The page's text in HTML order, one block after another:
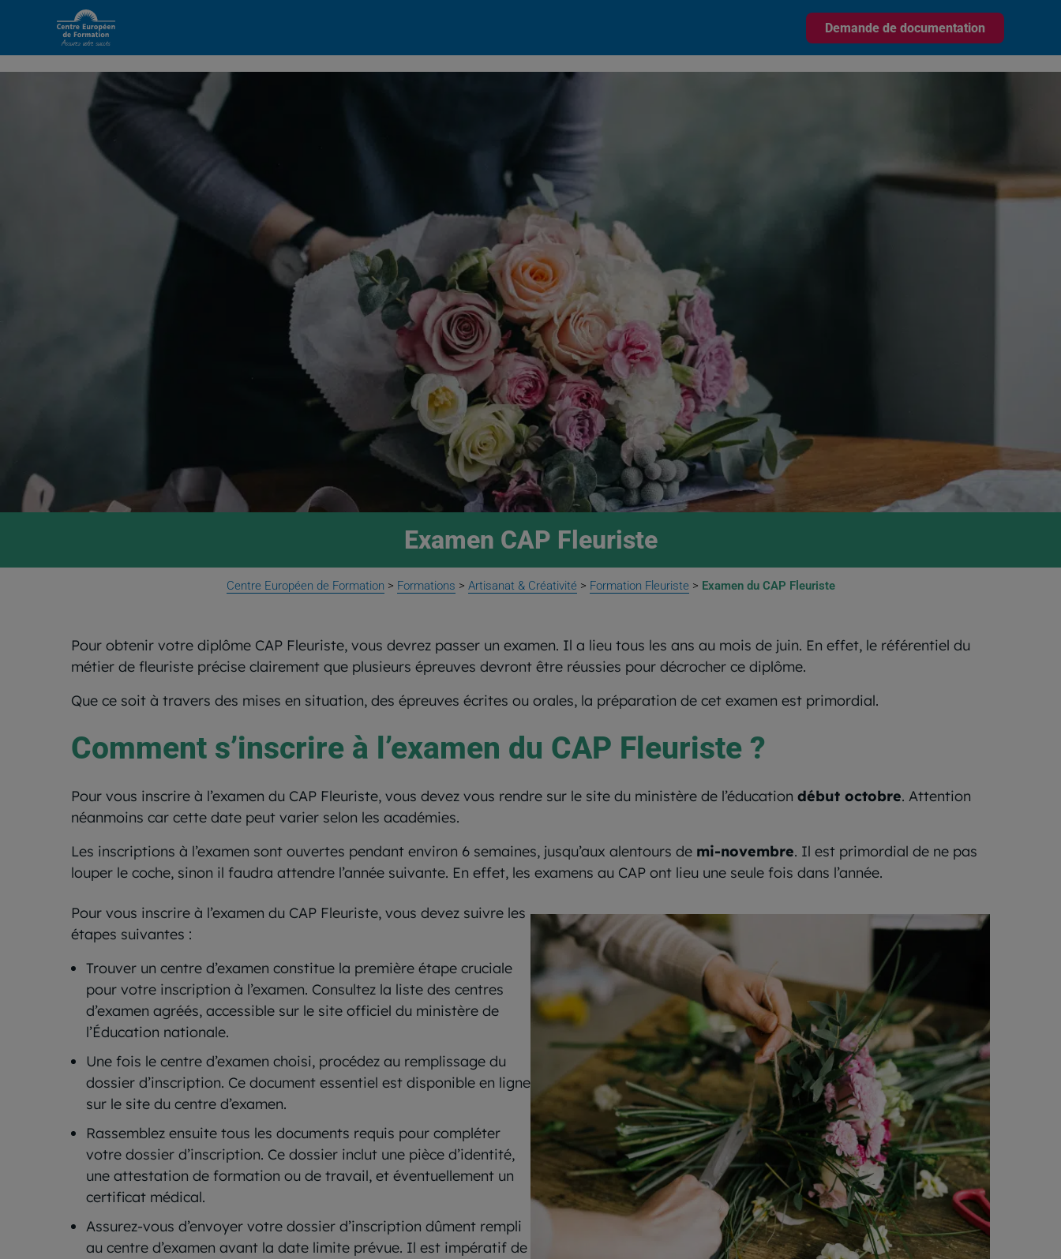
Demande de documentation
Examen CAP Fleuriste
Centre Européen de Formation > Formations > Artisanat & Créativité > Formation Fleuriste > Examen du CAP Fleuriste
Pour obtenir votre diplôme CAP Fleuriste, vous devrez passer un examen. Il a lieu tous les ans au mois de juin. En effet, le référentiel du
métier de fleuriste précise clairement que plusieurs épreuves devront être réussies pour décrocher ce diplôme.
Que ce soit à travers des mises en situation, des épreuves écrites ou orales, la préparation de cet examen est primordial.
Comment s’inscrire à l’examen du CAP Fleuriste ?
Pour vous inscrire à l’examen du CAP Fleuriste, vous devez vous rendre sur le site du ministère de l’éducation début octobre. Attention
néanmoins car cette date peut varier selon les académies.
Les inscriptions à l’examen sont ouvertes pendant environ 6 semaines, jusqu’aux alentours de mi-novembre. Il est primordial de ne pas
louper le coche, sinon il faudra attendre l’année suivante. En effet, les examens au CAP ont lieu une seule fois dans l’année.
Pour vous inscrire à l’examen du CAP Fleuriste, vous devez suivre les
étapes suivantes :
Trouver un centre d’examen constitue la première étape cruciale
pour votre inscription à l’examen. Consultez la liste des centres
d’examen agréés, accessible sur le site officiel du ministère de
l’Éducation nationale.
Une fois le centre d’examen choisi, procédez au remplissage du
dossier d’inscription. Ce document essentiel est disponible en ligne
sur le site du centre d’examen.
Rassemblez ensuite tous les documents requis pour compléter
votre dossier d’inscription. Ce dossier inclut une pièce d’identité,
une attestation de formation ou de travail, et éventuellement un
certificat médical.
Assurez-vous d’envoyer votre dossier d’inscription dûment rempli
au centre d’examen avant la date limite prévue. Il est impératif de